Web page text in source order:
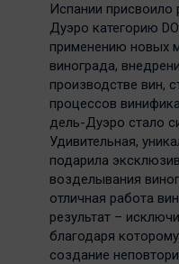
Испании присвоило
Дуэро категорию
применению новых
винограда,
производстве вин,
процессов
дель-Дуэро стало
Удивительная,
подарила
возделывания
отличная работа
результат –
благодаря
создание